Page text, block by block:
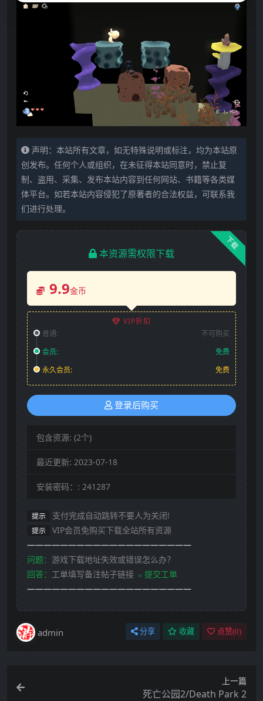
声明：本站所有文章，如无特殊说明或标注，均为本站原
创发布。任何个人或组织，在未征得本站同意时，禁止复
制、盗用、采集、发布本站内容到任何网站、书籍等各类媒
体平台。如若本站内容侵犯了原著者的合法权益，可联系我
们进行处理。
下载
本资源需权限下载
9.9金币
VIP折扣
普通:
不可购买
会员:
免费
永久会员:
免费
登录后购买
包含资源: (2个)
最近更新: 2023-07-18
安装密码：: 241287
提示 支付完成自动跳转不要人为关闭!
提示
VIP会员免购买下载全站所有资源
————————————————————
问题： 游戏下载地址失效或错误怎么办？
回答： 工单填写备注帖子链接 ﹥提交工单
————————————————————
admin 分享 收藏 点赞(0)
上一篇
死亡公园2/Death Park 2